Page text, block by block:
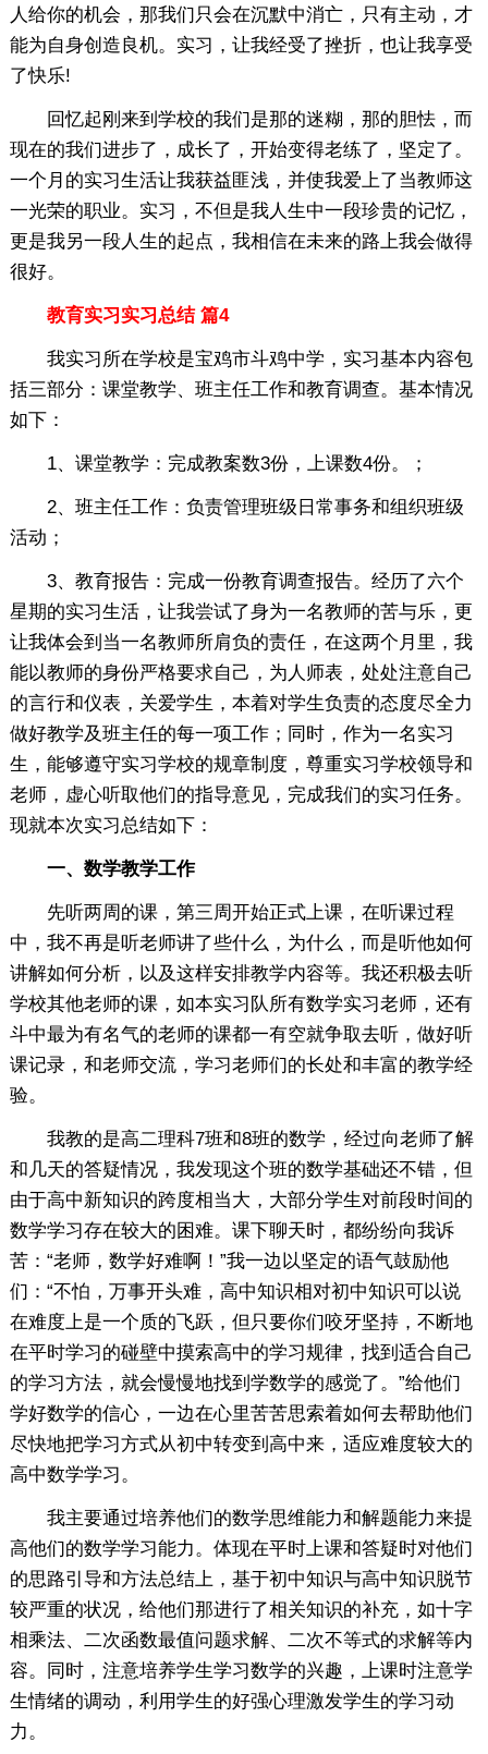
人给你的机会，那我们只会在沉默中消亡，只有主动，才
能为自身创造良机。实习，让我经受了挫折，也让我享受
了快乐!
回忆起刚来到学校的我们是那的迷糊，那的胆怯，而
现在的我们进步了，成长了，开始变得老练了，坚定了。
一个月的实习生活让我获益匪浅，并使我爱上了当教师这
一光荣的职业。实习，不但是我人生中一段珍贵的记忆，
更是我另一段人生的起点，我相信在未来的路上我会做得
很好。
教育实习实习总结 篇4
我实习所在学校是宝鸡市斗鸡中学，实习基本内容包
括三部分：课堂教学、班主任工作和教育调查。基本情况
如下：
1、课堂教学：完成教案数3份，上课数4份。；
2、班主任工作：负责管理班级日常事务和组织班级
活动；
3、教育报告：完成一份教育调查报告。经历了六个
星期的实习生活，让我尝试了身为一名教师的苦与乐，更
让我体会到当一名教师所肩负的责任，在这两个月里，我
能以教师的身份严格要求自己，为人师表，处处注意自己
的言行和仪表，关爱学生，本着对学生负责的态度尽全力
做好教学及班主任的每一项工作；同时，作为一名实习
生，能够遵守实习学校的规章制度，尊重实习学校领导和
老师，虚心听取他们的指导意见，完成我们的实习任务。
现就本次实习总结如下：
一、数学教学工作
先听两周的课，第三周开始正式上课，在听课过程
中，我不再是听老师讲了些什么，为什么，而是听他如何
讲解如何分析，以及这样安排教学内容等。我还积极去听
学校其他老师的课，如本实习队所有数学实习老师，还有
斗中最为有名气的老师的课都一有空就争取去听，做好听
课记录，和老师交流，学习老师们的长处和丰富的教学经
验。
我教的是高二理科7班和8班的数学，经过向老师了解
和几天的答疑情况，我发现这个班的数学基础还不错，但
由于高中新知识的跨度相当大，大部分学生对前段时间的
数学学习存在较大的困难。课下聊天时，都纷纷向我诉
苦：“老师，数学好难啊！”我一边以坚定的语气鼓励他
们：“不怕，万事开头难，高中知识相对初中知识可以说
在难度上是一个质的飞跃，但只要你们咬牙坚持，不断地
在平时学习的碰壁中摸索高中的学习规律，找到适合自己
的学习方法，就会慢慢地找到学数学的感觉了。”给他们
学好数学的信心，一边在心里苦苦思索着如何去帮助他们
尽快地把学习方式从初中转变到高中来，适应难度较大的
高中数学学习。
我主要通过培养他们的数学思维能力和解题能力来提
高他们的数学学习能力。体现在平时上课和答疑时对他们
的思路引导和方法总结上，基于初中知识与高中知识脱节
较严重的状况，给他们那进行了相关知识的补充，如十字
相乘法、二次函数最值问题求解、二次不等式的求解等内
容。同时，注意培养学生学习数学的兴趣，上课时注意学
生情绪的调动，利用学生的好强心理激发学生的学习动
力。